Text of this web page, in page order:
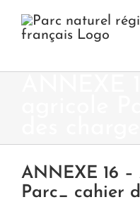
contenu
ANNEXE 16
Parc_ cahier